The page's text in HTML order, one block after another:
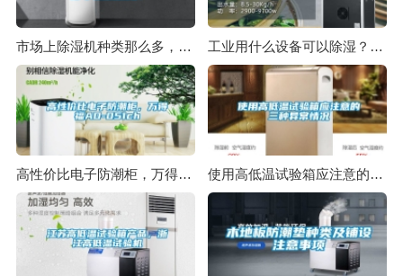
市场上除湿机种类那么多，令人头昏，究竟如何选购才不花冤枉钱？ 工业用什么设备可以除湿？智能控湿工业除湿机
高性价比电子防潮柜，万得福AD-051ch 使用高低温试验箱应注意的三种异常情况